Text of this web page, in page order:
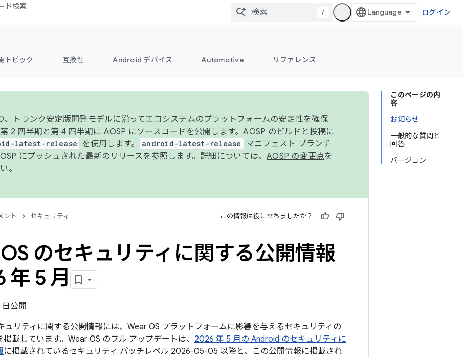
ド検索
/ ログイン
トピック 互換性 Android デバイス Automotive リファレンス
このページの内
容
お知らせ
一般的な質問と
回答
バージョン
、トランク安定版開発モデルに沿ってエコシステムのプラットフォームの安定性を確保
2 四半期と第 4 四半期に AOSP にソースコードを公開します。AOSP のビルドと投稿に
latest-release を使用します。 android-latest-release
マニフェスト ブランチ
にプッシュされた最新のリリースを参照します。詳細については、 AOSP の変更点を
。
ント セキュリティ この情報は役に立ちましたか？
のセキュリティに関する公開情報
年 5 月
公開
ュリティに関する公開情報には、Wear OS プラットフォームに影響を与えるセキュリティの
載しています。Wear OS のフル アップデートは、 2026 年 5 月の Android のセキュリティに
に掲載されているセキュリティ パッチレベル 2026-05-05 以降と、この公開情報に掲載され